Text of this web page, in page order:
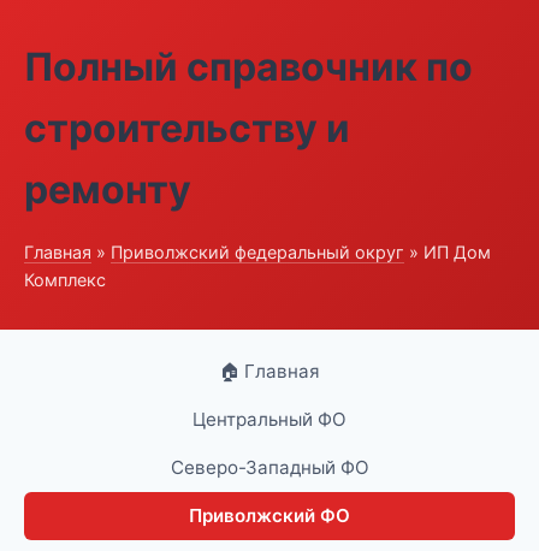
Полный справочник по
строительству и
ремонту
Главная » Приволжский федеральный округ » ИП Дом
Комплекс
🏠 Главная
Центральный ФО
Северо-Западный ФО
Приволжский ФО